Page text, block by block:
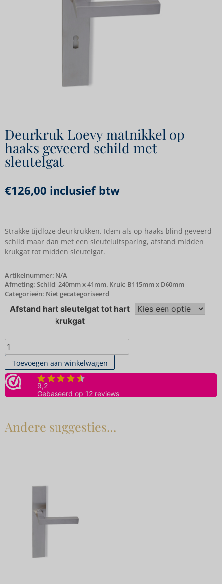
Deurkruk Loevy matnikkel op
haaks geveerd schild met
sleutelgat
€126,00 inclusief btw
Strakke tijdloze deurkrukken. Idem als op haaks blind geveerd
schild maar dan met een sleuteluitsparing, afstand midden
krukgat tot midden sleutelgat.
Artikelnummer: N/A
Afmeting: Schild: 240mm x 41mm. Kruk: B115mm x D60mm
Categorieën: Niet gecategoriseerd
Afstand hart sleutelgat tot hart
krukgat
Toevoegen aan winkelwagen
Andere suggesties…